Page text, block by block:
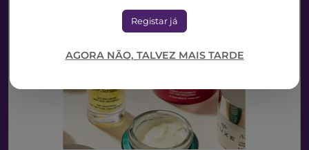
Registar já
AGORA NÃO, TALVEZ MAIS TARDE